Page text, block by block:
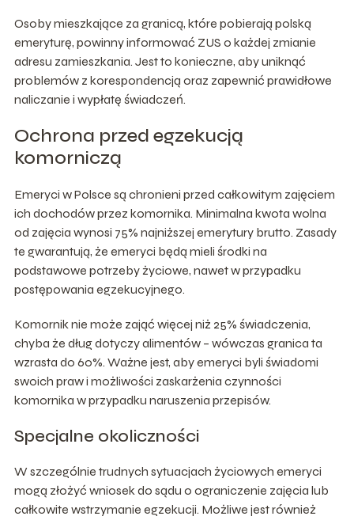
Osoby mieszkające za granicą, które pobierają polską
emeryturę, powinny informować ZUS o każdej zmianie
adresu zamieszkania. Jest to konieczne, aby uniknąć
problemów z korespondencją oraz zapewnić prawidłowe
naliczanie i wypłatę świadczeń.
Ochrona przed egzekucją
komorniczą
Emeryci w Polsce są chronieni przed całkowitym zajęciem
ich dochodów przez komornika. Minimalna kwota wolna
od zajęcia wynosi 75% najniższej emerytury brutto. Zasady
te gwarantują, że emeryci będą mieli środki na
podstawowe potrzeby życiowe, nawet w przypadku
postępowania egzekucyjnego.
Komornik nie może zająć więcej niż 25% świadczenia,
chyba że dług dotyczy alimentów – wówczas granica ta
wzrasta do 60%. Ważne jest, aby emeryci byli świadomi
swoich praw i możliwości zaskarżenia czynności
komornika w przypadku naruszenia przepisów.
Specjalne okoliczności
W szczególnie trudnych sytuacjach życiowych emeryci
mogą złożyć wniosek do sądu o ograniczenie zajęcia lub
całkowite wstrzymanie egzekucji. Możliwe jest również